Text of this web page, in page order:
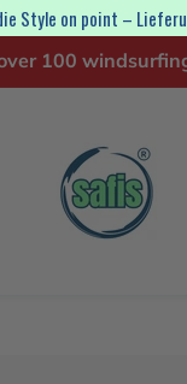
Style on point –
100